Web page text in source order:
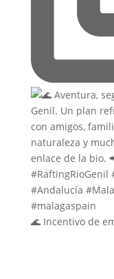
🌊 Incentivo de